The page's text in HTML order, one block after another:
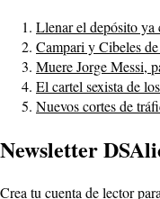
Llenar el depósito ya
Campari y Cibeles
Muere Jorge Messi,
El cartel sexista de
Nuevos cortes de
Newsletter
Crea tu cuenta de lector